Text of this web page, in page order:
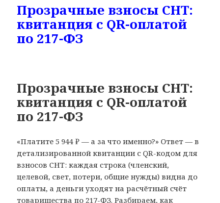
Прозрачные взносы СНТ:
квитанция с QR-оплатой
по 217-ФЗ
Прозрачные взносы СНТ:
квитанция с QR-оплатой
по 217-ФЗ
«Платите 5 944 ₽ — а за что именно?» Ответ — в
детализированной квитанции с QR-кодом для
взносов СНТ: каждая строка (членский,
целевой, свет, потери, общие нужды) видна до
оплаты, а деньги уходят на расчётный счёт
товарищества по 217-ФЗ. Разбираем, как